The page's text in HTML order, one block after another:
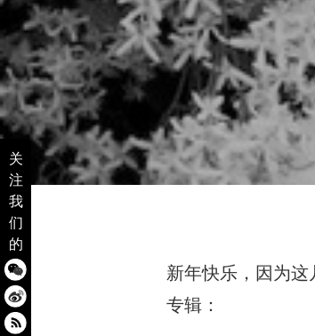
关
注
我
们
的
新年快乐，因为
专辑：